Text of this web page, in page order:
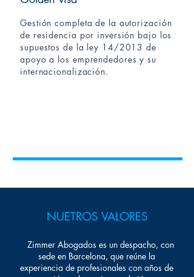
Gestión completa de la autorización
de residencia por inversión bajo los
supuestos de la ley 14/2013 de
apoyo a los emprendedores y su
internacionalización.
NUETROS VALORES
Zimmer Abogados es un despacho, con
sede en Barcelona, que reúne la
experiencia de profesionales con años de